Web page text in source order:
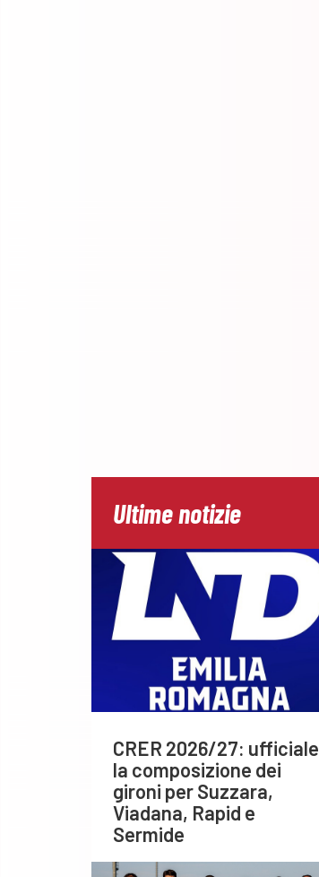
Ultime notizie
CRER 2026/27: ufficiale
la composizione dei
gironi per Suzzara,
Viadana, Rapid e
Sermide
Agosto 06,2026